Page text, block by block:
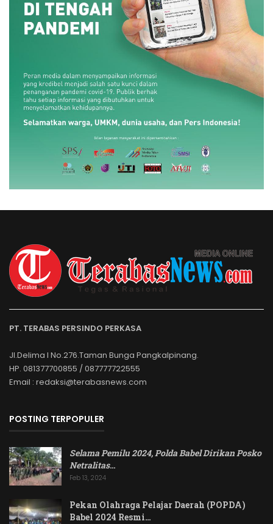
PT. TERABAS PERSINDO PERKASA
Jl.Delima I No.276.Taman Bunga Pangkalpinang.
HP. 081377700855 / 087777722555
Email : redaksi@terabasnews.com
POSTING TERPOPULER
Selama Pemilu 2024, Polda Babel Dirikan Posko
Netralitas…
Feb 13, 2024
Pekan Olahraga Pelajar Daerah (POPDA)
Babel 2024 Resmi…